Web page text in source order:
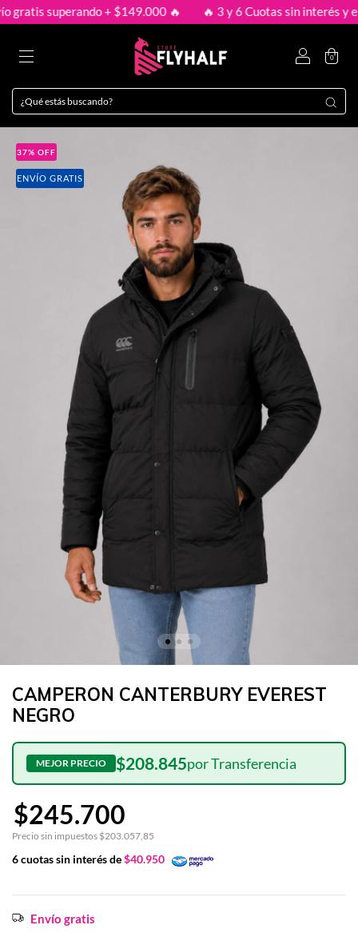
superando + $149.000 🔥 🔥 3 y 6 Cuotas sin interés y
0
37% OFF
ENVÍO GRATIS
CAMPERON CANTERBURY EVEREST
NEGRO
$245.700
6cuotas sin interés de$40.950
Precio sin impuestos $203.057,85
$208.845
Envío gratis